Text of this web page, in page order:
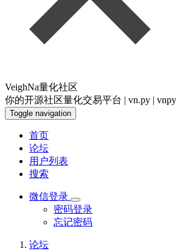
VeighNa量化社区
你的开源社区量化交易平台 | vn.py | vnpy
Toggle navigation
首页
论坛
用户列表
搜索
微信登录
密码登录
忘记密码
论坛